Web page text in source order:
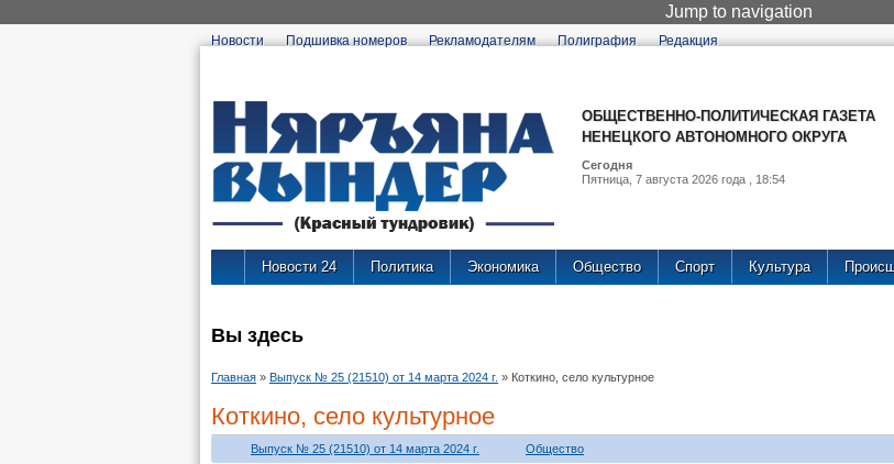
Jump to navigation
Новости Подшивка номеров Рекламодателям Полиграфия Редакция
ОБЩЕСТВЕННО-ПОЛИТИЧЕСКАЯ ГАЗЕТА
НЕНЕЦКОГО АВТОНОМНОГО ОКРУГА
Сегодня
Пятница, 7 августа 2026 года , 18:54
Новости 24 Политика Экономика Общество Спорт Культура
Вы здесь
Главная » Выпуск № 25 (21510) от 14 марта 2024 г. » Коткино, село культурное
Коткино, село культурное
Выпуск № 25 (21510) от 14 марта 2024 г. Общество